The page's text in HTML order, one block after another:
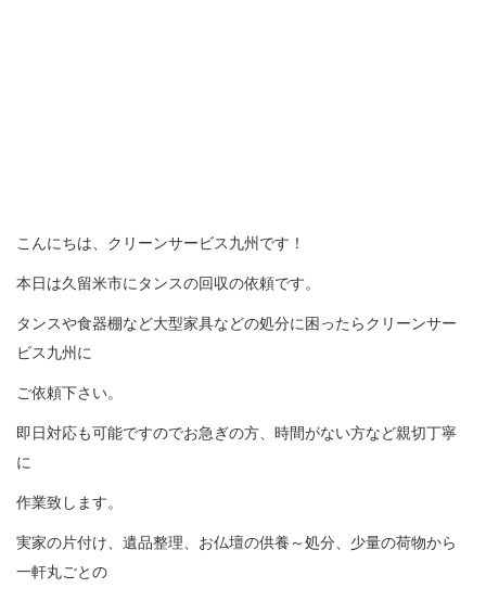
こんにちは、クリーンサービス九州です！
本日は久留米市にタンスの回収の依頼です。
タンスや食器棚など大型家具などの処分に困ったらクリーンサー
ビス九州に
ご依頼下さい。
即日対応も可能ですのでお急ぎの方、時間がない方など親切丁寧
に
作業致します。
実家の片付け、遺品整理、お仏壇の供養～処分、少量の荷物から
一軒丸ごとの